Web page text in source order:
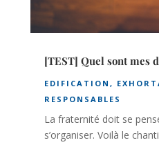
[TEST] Quel sont mes
EDIFICATION ,
RESPONSABLES
La fraternité doit se
s’organiser. Voilà le